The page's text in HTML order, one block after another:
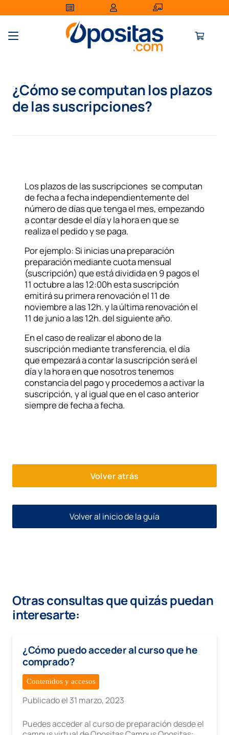
¿Cómo se computan los plazos
de las suscripciones?
Los plazos de las suscripciones se computan
de fecha a fecha independientemente del
número de días que tenga el mes, empezando
a contar desde el día y la hora en que se
realiza el pedido y se paga.
Por ejemplo: Si inicias una preparación
preparación mediante cuota mensual
(suscripción) que está dividida en 9 pagos el
11 octubre a las 12:00h esta suscripción
emitirá su primera renovación el 11 de
noviembre a las 12h. y la última renovación el
11 de junio a las 12h. del siguiente año.
En el caso de realizar el abono de la
suscripción mediante transferencia, el día
que empezará a contar la suscripción será el
día y la hora en que nosotros tenemos
constancia del pago y procedemos a activar la
suscripción, y al igual que en el caso anterior
siempre de fecha a fecha.
Volver atrás
Volver al inicio de la guía
Otras consultas que quizás puedan
interesarte:
¿Cómo puedo acceder al curso que he
comprado?
Contenidos y accesos
Publicado el 31 marzo, 2023
Puedes acceder al curso de preparación desde el